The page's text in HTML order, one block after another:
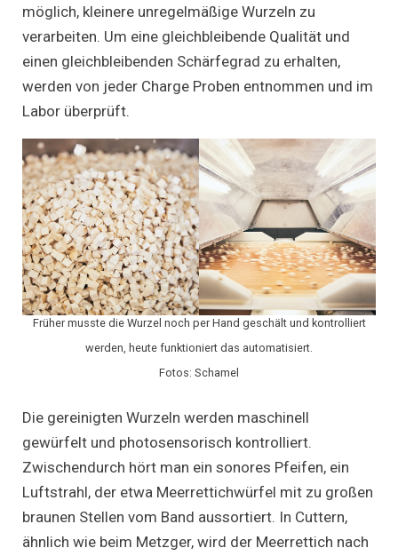
möglich, kleinere unregelmäßige Wurzeln zu
verarbeiten. Um eine gleichbleibende Qualität und
einen gleichbleibenden Schärfegrad zu erhalten,
werden von jeder Charge Proben entnommen und im
Labor überprüft.
Früher musste die Wurzel noch per Hand geschält und kontrolliert
werden, heute funktioniert das automatisiert.
Fotos: Schamel
Die gereinigten Wurzeln werden maschinell
gewürfelt und photosensorisch kontrolliert.
Zwischendurch hört man ein sonores Pfeifen, ein
Luftstrahl, der etwa Meerrettichwürfel mit zu großen
braunen Stellen vom Band aussortiert. In Cuttern,
ähnlich wie beim Metzger, wird der Meerrettich nach